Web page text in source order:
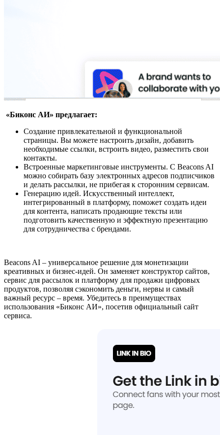
«Биконс АИ» предлагает:
Создание привлекательной и функциональной
страницы. Вы можете настроить дизайн, добавить
необходимые ссылки, встроить видео, разместить свои
контакты.
Встроенные маркетинговые инструменты. С Beacons AI
можно собирать базу электронных адресов подписчиков
и делать рассылки, не прибегая к сторонним сервисам.
Генерацию идей. Искусственный интеллект,
интегрированный в платформу, поможет создать идеи
для контента, написать продающие тексты или
подготовить качественную и эффектную презентацию
для сотрудничества с брендами.
Beacons AI – универсальное решение для монетизации
креативных и бизнес-идей. Он заменяет конструктор сайтов,
сервис для рассылок и платформу для продажи цифровых
продуктов, позволяя сэкономить деньги, нервы и самый
важный ресурс – время. Убедитесь в преимуществах
использования «Биконс АИ», посетив официальный сайт
сервиса.